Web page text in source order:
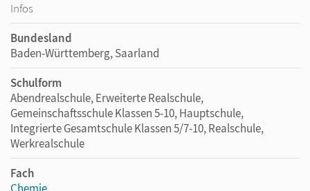
Infos
Bundesland
Baden-Württemberg, Saarland
Schulform
Abendrealschule, Erweiterte Realschule,
Gemeinschaftsschule Klassen 5-10, Hauptschule,
Integrierte Gesamtschule Klassen 5/7-10, Realschule,
Werkrealschule
Fach